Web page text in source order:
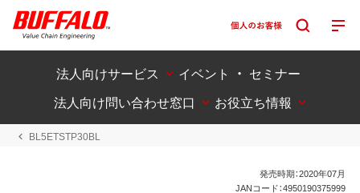
法人向けサービス
イベント ・ セミナー
法人向け問い合わせ窓口
お役立ち情報
BL5ETSTP30BL
発売時期：2020年07月
JANコード：4950190375999